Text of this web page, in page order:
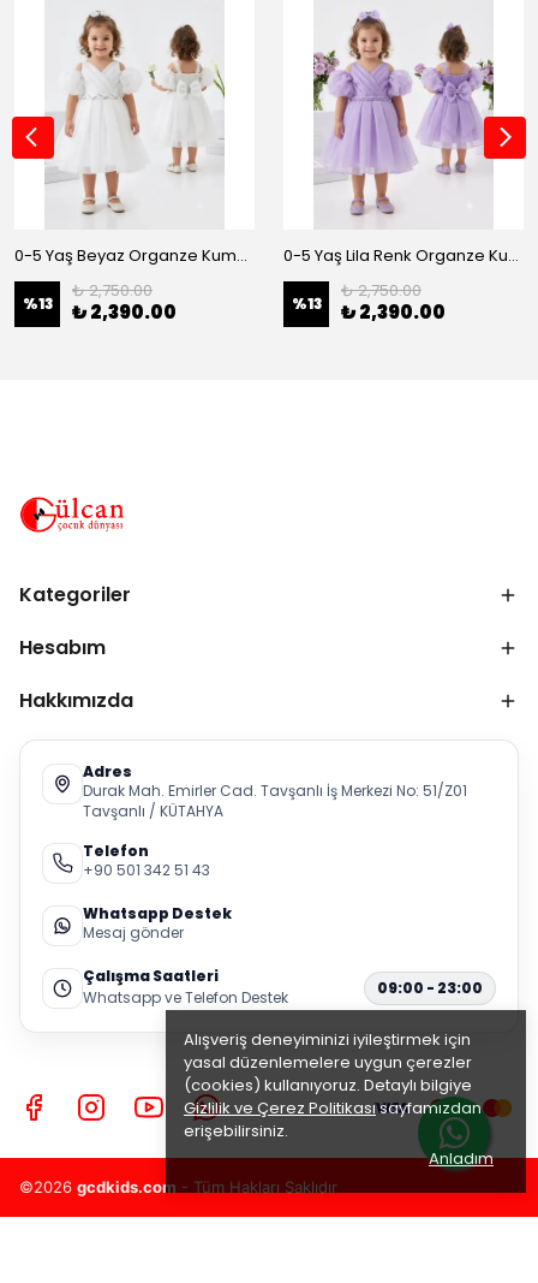
Alışveriş deneyiminizi iyileştirmek için
yasal düzenlemelere uygun çerezler
(cookies) kullanıyoruz. Detaylı bilgiye
Gizlilik ve Çerez Politikasısayfamızdan
erişebilirsiniz.
Anladım
0-5 Yaş Beyaz Organze Kumaş Bel İnci Kemerli Midi Boy Arkası Lastikli Abiye
%13
₺ 2,750.00
₺ 2,390.00
0-5 Yaş Lila Renk Organze Kumaş Bel İnci Kemerli Midi Boy Arkası Lastikli Abiye
%13
₺ 2,750.00
₺ 2,390.00
Kategoriler
Hesabım
Hakkımızda
Adres
Durak Mah. Emirler Cad. Tavşanlı İş Merkezi No: 51/Z01
Tavşanlı / KÜTAHYA
Telefon
+90 501 342 51 43
Whatsapp Destek
Mesaj gönder
Çalışma Saatleri
Whatsapp ve Telefon Destek
09:00 - 23:00
©2026 gcdkids.com - Tüm Hakları Saklıdır